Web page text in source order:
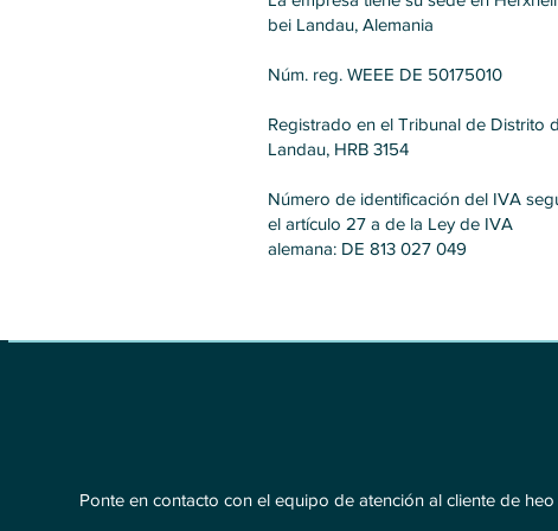
bei Landau, Alemania
Núm. reg. WEEE DE 50175010
Registrado en el Tribunal de Distrito
Landau, HRB 3154
Número de identificación del IVA
el artículo 27 a de la Ley de IVA
alemana: DE 813 027 049
Ponte en contacto con el equipo de atención al cliente de heo